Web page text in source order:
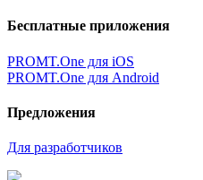
Бесплатные приложения
PROMT.One для iOS
PROMT.One для Android
Предложения
Для разработчиков